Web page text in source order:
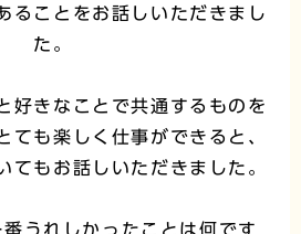
ることをお話しいただきまし
た。
好きなことで共通するものを
ても楽しく仕事ができると、
てもお話しいただきました。
うれしかったことは何です